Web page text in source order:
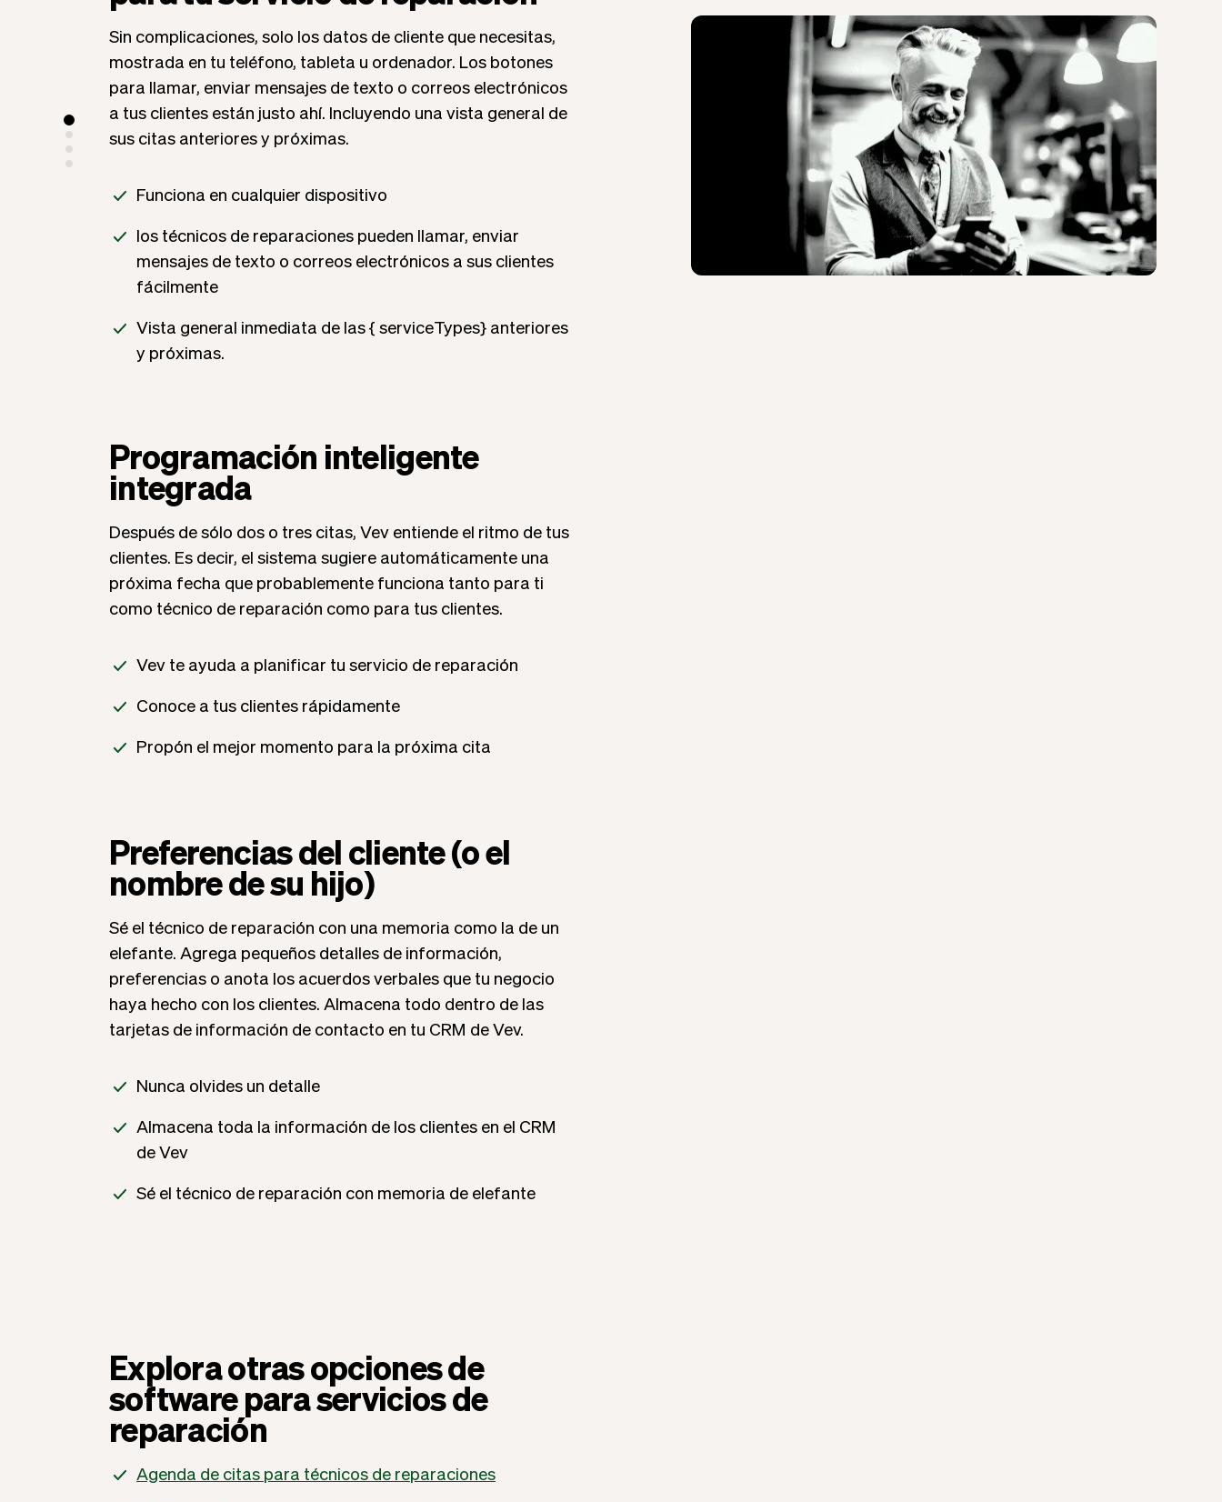
Sin complicaciones, solo los datos de cliente que necesitas,
mostrada en tu teléfono, tableta u ordenador. Los botones
para llamar, enviar mensajes de texto o correos electrónicos
a tus clientes están justo ahí. Incluyendo una vista general de
sus citas anteriores y próximas.
Funciona en cualquier dispositivo
los técnicos de reparaciones pueden llamar, enviar
mensajes de texto o correos electrónicos a sus clientes
fácilmente
Vista general inmediata de las { serviceTypes} anteriores
y próximas.
Programación inteligente
integrada
Después de sólo dos o tres citas, Vev entiende el ritmo de tus
clientes. Es decir, el sistema sugiere automáticamente una
próxima fecha que probablemente funciona tanto para ti
como técnico de reparación como para tus clientes.
Vev te ayuda a planificar tu servicio de reparación
Conoce a tus clientes rápidamente
Propón el mejor momento para la próxima cita
Preferencias del cliente (o el
nombre de su hijo)
Sé el técnico de reparación con una memoria como la de un
elefante. Agrega pequeños detalles de información,
preferencias o anota los acuerdos verbales que tu negocio
haya hecho con los clientes. Almacena todo dentro de las
tarjetas de información de contacto en tu CRM de Vev.
Nunca olvides un detalle
Almacena toda la información de los clientes en el CRM
de Vev
Sé el técnico de reparación con memoria de elefante
Explora otras opciones de
software para servicios de
reparación
Agenda de citas para técnicos de reparaciones